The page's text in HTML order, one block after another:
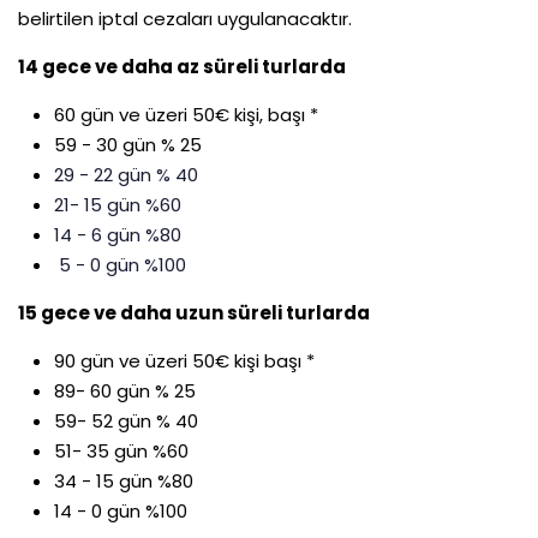
belirtilen iptal cezaları uygulanacaktır.
14 gece ve daha az süreli turlarda
60 gün ve üzeri 50€ kişi, başı *
59 - 30 gün % 25
29 - 22 gün % 40
21- 15 gün %60
14 - 6 gün %80
5 - 0 gün %100
15 gece ve daha uzun süreli turlarda
90 gün ve üzeri 50€ kişi başı *
89- 60 gün % 25
59- 52 gün % 40
51- 35 gün %60
34 - 15 gün %80
14 - 0 gün %100